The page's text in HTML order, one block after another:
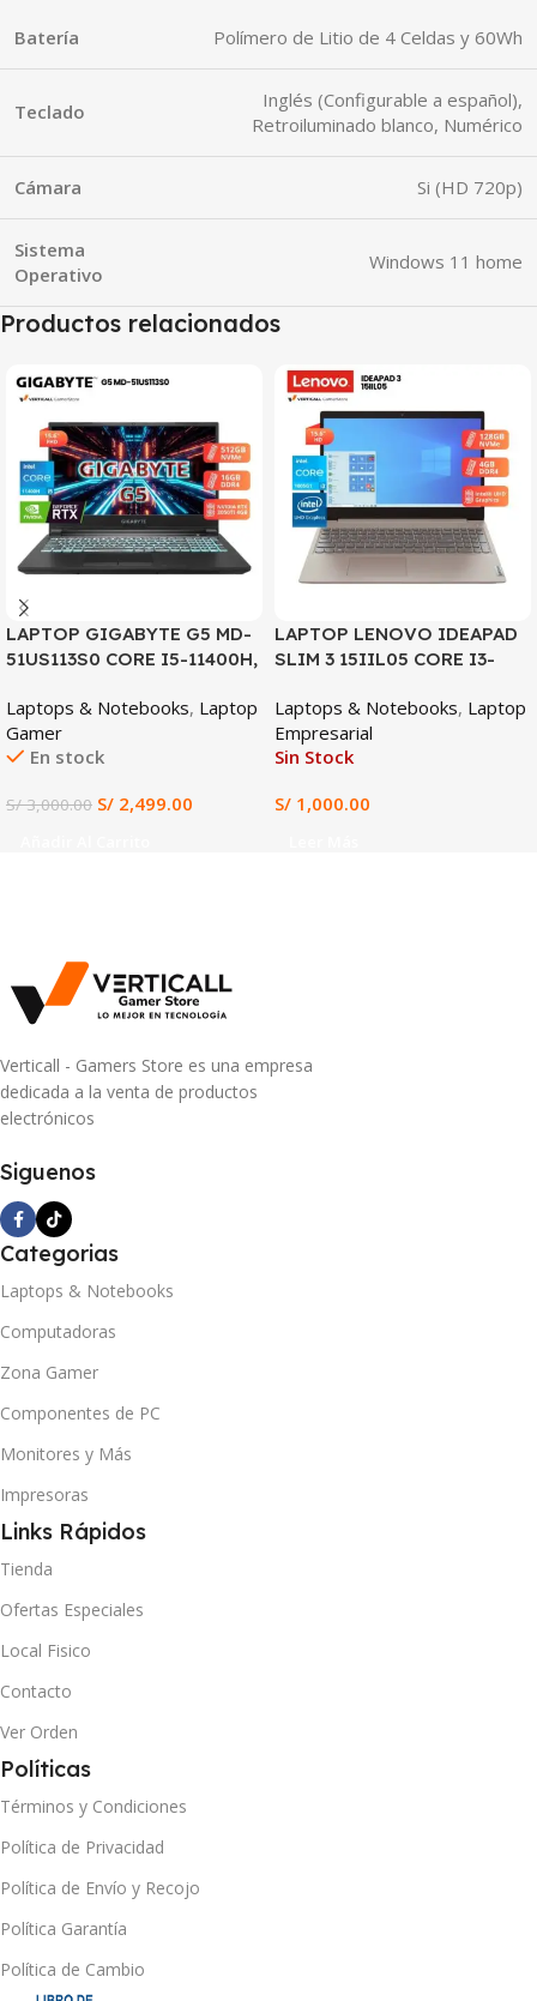
Batería Polímero de Litio de 4 Celdas y 60Wh
Teclado
Inglés (Configurable a español),
Retroiluminado blanco, Numérico
Cámara Si (HD 720p)
Sistema
Operativo
Windows 11 home
Productos relacionados
SALE
LAPTOP GIGABYTE G5 MD-
51US113S0 CORE I5-11400H,
DDR4, 512GB SSD, 15.6″ FHD
144HZ
Laptops & Notebooks, Laptop
Gamer
En stock
S/3,000.00 S/ 2,499.00
LAPTOP LENOVO IDEAPAD
SLIM 3 15IIL05 CORE I3-
SSD, 15.6″ HD
Laptops & Notebooks, Laptop
Empresarial
Sin Stock
S/ 1,000.00
Verticall - Gamers Store es una empresa
dedicada a la venta de productos
electrónicos
Siguenos
Categorias
Laptops & Notebooks
Computadoras
Zona Gamer
Componentes de PC
Monitores y Más
Impresoras
Links Rápidos
Tienda
Ofertas Especiales
Local Fisico
Contacto
Ver Orden
Políticas
Términos y Condiciones
Política de Privacidad
Política de Envío y Recojo
Política Garantía
Política de Cambio